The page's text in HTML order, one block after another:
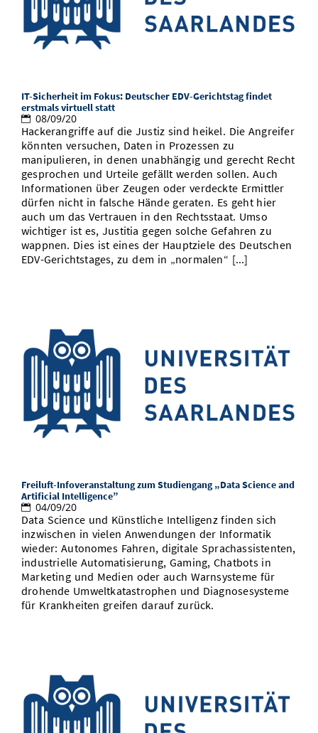
Vom Studium in den Beruf
Study Scheduler
Open Science/Open Access
Start-ups
IT-Themenabend
Ranking
Zahlen & Fakten
Preise, Auszeichnungen und Förderungen
Kontakt
SIC Podcast
Anfahrt
AnsprechpartnerInnen, Personen,
Termine, Vorträge und Veranstaltungen
Alumni
IT-Sicherheit im Fokus: Deutscher EDV-Gerichtstag findet
erstmals virtuell statt
08/09/20
Hackerangriffe auf die Justiz sind heikel. Die Angreifer
könnten versuchen, Daten in Prozessen zu
manipulieren, in denen unabhängig und gerecht Recht
gesprochen und Urteile gefällt werden sollen. Auch
Informationen über Zeugen oder verdeckte Ermittler
dürfen nicht in falsche Hände geraten. Es geht hier
auch um das Vertrauen in den Rechtsstaat. Umso
wichtiger ist es, Justitia gegen solche Gefahren zu
wappnen. Dies ist eines der Hauptziele des Deutschen
EDV-Gerichtstages, zu dem in „normalen“ [...]
Freiluft-Infoveranstaltung zum Studiengang „Data Science and
Artificial Intelligence”
04/09/20
Data Science und Künstliche Intelligenz finden sich
inzwischen in vielen Anwendungen der Informatik
wieder: Autonomes Fahren, digitale Sprachassistenten,
industrielle Automatisierung, Gaming, Chatbots in
Marketing und Medien oder auch Warnsysteme für
drohende Umweltkatastrophen und Diagnosesysteme
für Krankheiten greifen darauf zurück.